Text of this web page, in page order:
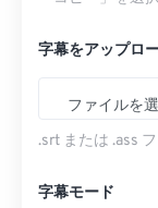
字幕をアップロ
ファイルを
.srt または .ass
字幕モード